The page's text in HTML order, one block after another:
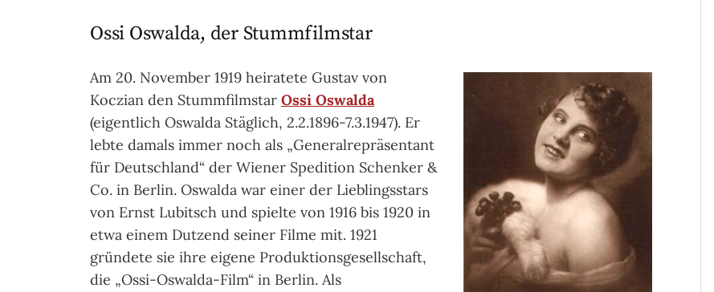
Ossi Oswalda, der Stummfilmstar
Am 20. November 1919 heiratete Gustav von
Koczian den Stummfilmstar Ossi Oswalda
(eigentlich Oswalda Stäglich, 2.2.1896-7.3.1947). Er
lebte damals immer noch als „Generalrepräsentant
für Deutschland“ der Wiener Spedition Schenker &
Co. in Berlin. Oswalda war einer der Lieblingsstars
von Ernst Lubitsch und spielte von 1916 bis 1920 in
etwa einem Dutzend seiner Filme mit. 1921
gründete sie ihre eigene Produktionsgesellschaft,
die „Ossi-Oswalda-Film“ in Berlin. Als